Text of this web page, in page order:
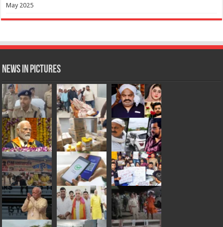
May 2025
News in Pictures